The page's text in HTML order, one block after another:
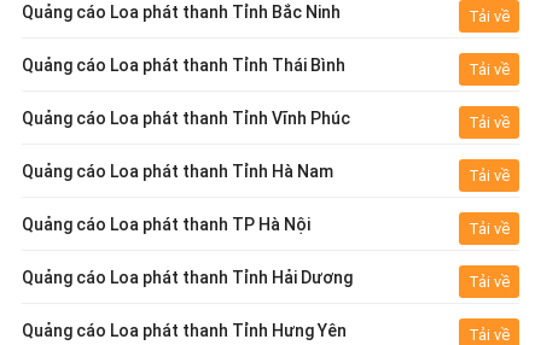
Quảng cáo Loa phát thanh Tỉnh Bắc Ninh Tải về
Quảng cáo Loa phát thanh Tỉnh Thái Bình Tải về
Quảng cáo Loa phát thanh Tỉnh Vĩnh Phúc Tải về
Quảng cáo Loa phát thanh Tỉnh Hà Nam Tải về
Quảng cáo Loa phát thanh TP Hà Nội Tải về
Quảng cáo Loa phát thanh Tỉnh Hải Dương Tải về
Quảng cáo Loa phát thanh Tỉnh Hưng Yên Tải về